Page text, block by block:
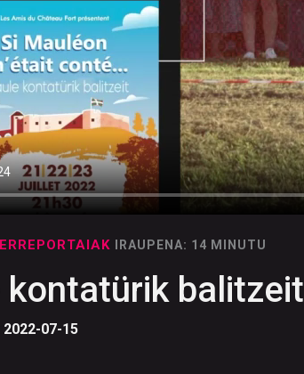
IRAUPENA: 14 MINUTU
kontatürik balitzeit
2022-07-15